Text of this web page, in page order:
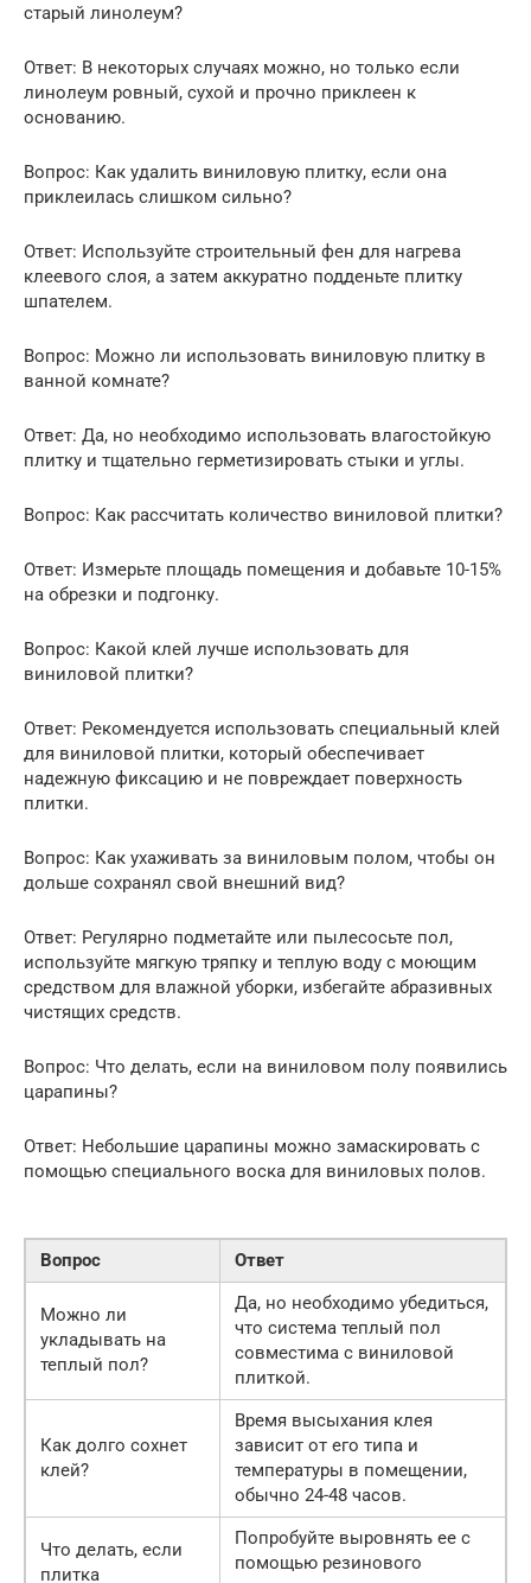
старый линолеум?
Ответ: В некоторых случаях можно, но только если
линолеум ровный, сухой и прочно приклеен к
основанию.
Вопрос: Как удалить виниловую плитку, если она
приклеилась слишком сильно?
Ответ: Используйте строительный фен для нагрева
клеевого слоя, а затем аккуратно подденьте плитку
шпателем.
Вопрос: Можно ли использовать виниловую плитку в
ванной комнате?
Ответ: Да, но необходимо использовать влагостойкую
плитку и тщательно герметизировать стыки и углы.
Вопрос: Как рассчитать количество виниловой плитки?
Ответ: Измерьте площадь помещения и добавьте 10-15%
на обрезки и подгонку.
Вопрос: Какой клей лучше использовать для
виниловой плитки?
Ответ: Рекомендуется использовать специальный клей
для виниловой плитки, который обеспечивает
надежную фиксацию и не повреждает поверхность
плитки.
Вопрос: Как ухаживать за виниловым полом, чтобы он
дольше сохранял свой внешний вид?
Ответ: Регулярно подметайте или пылесосьте пол,
используйте мягкую тряпку и теплую воду с моющим
средством для влажной уборки, избегайте абразивных
чистящих средств.
Вопрос: Что делать, если на виниловом полу появились
царапины?
Ответ: Небольшие царапины можно замаскировать с
помощью специального воска для виниловых полов.
Вопрос Ответ
Можно ли
укладывать на
теплый пол?
Да, но необходимо убедиться,
что система теплый пол
совместима с виниловой
плиткой.
Как долго сохнет
клей?
Время высыхания клея
зависит от его типа и
температуры в помещении,
обычно 24-48 часов.
Что делать, если
плитка
Попробуйте выровнять ее с
помощью резинового